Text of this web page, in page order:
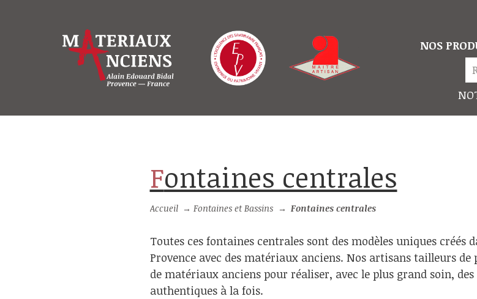
NOS
Fontaines centrales
Accueil →Fontaines et Bassins → Fontaines centrales
Toutes ces fontaines centrales sont des modèles uniques créés
Provence avec des matériaux anciens. Nos artisans tailleurs
de matériaux anciens pour réaliser, avec le plus grand soin,
authentiques à la fois.